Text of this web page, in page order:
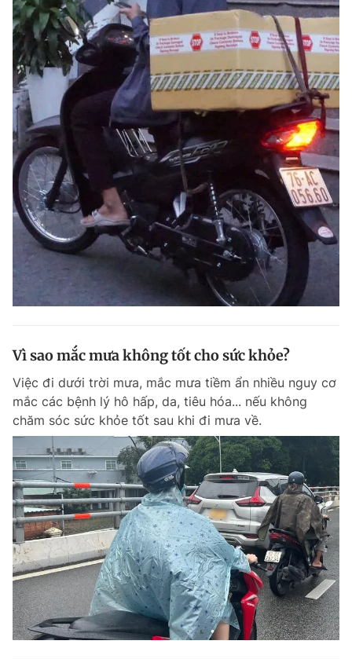
Vì sao mắc mưa không tốt cho sức khỏe?
Việc đi dưới trời mưa, mắc mưa tiềm ẩn nhiều nguy cơ
mắc các bệnh lý hô hấp, da, tiêu hóa... nếu không
chăm sóc sức khỏe tốt sau khi đi mưa về.